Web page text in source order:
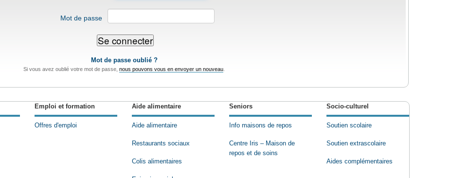
Mot de passe
Mot de passe oublié ?
Si vous avez oublié votre mot de passe, nous pouvons vous en envoyer un nouveau
Emploi et formation
Offres d'emploi
Aide alimentaire
Aide alimentaire
Restaurants sociaux
Colis alimentaires
Seniors
Info maisons de repos
Centre Iris – Maison de
repos et de soins
Socio-culturel
Soutien scolaire
Soutien extrascolaire
Aides complémentaires